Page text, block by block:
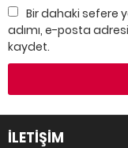
Bir dahaki sefere
adımı, e-posta
kaydet.
İLETİŞİM